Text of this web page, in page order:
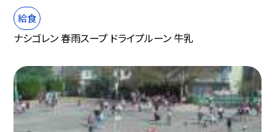
給食
ナシゴレン 春雨スープ ドライプルーン 牛乳